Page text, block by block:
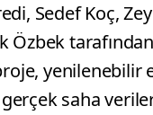
Sedef Koç,
Özbek tarafından
yenilenebilir
saha